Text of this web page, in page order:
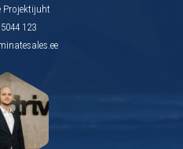
Projektijuht
123